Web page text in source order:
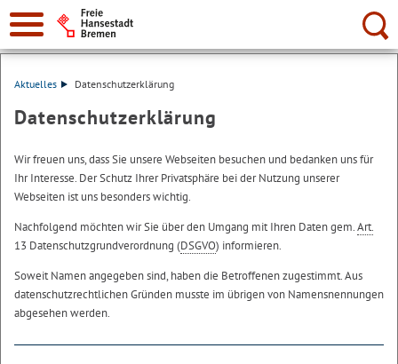
Suche:
Aktuelles Datenschutzerklärung
Datenschutzerklärung
Wir freuen uns, dass Sie unsere Webseiten besuchen und bedanken uns für
Ihr Interesse. Der Schutz Ihrer Privatsphäre bei der Nutzung unserer
Webseiten ist uns besonders wichtig.
Nachfolgend möchten wir Sie über den Umgang mit Ihren Daten gem.Art.
13 Datenschutzgrundverordnung (DSGVO) informieren.
Soweit Namen angegeben sind, haben die Betroffenen zugestimmt. Aus
datenschutzrechtlichen Gründen musste im übrigen von Namensnennungen
abgesehen werden.